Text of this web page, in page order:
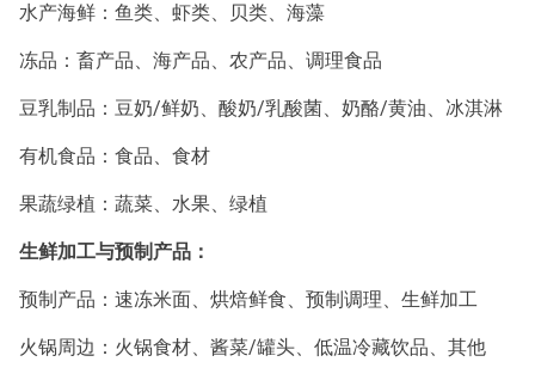
水产海鲜：鱼类、虾类、贝类、海藻
冻品：畜产品、海产品、农产品、调理食品
豆乳制品：豆奶/鲜奶、酸奶/乳酸菌、奶酪/黄油、冰淇淋
有机食品：食品、食材
果蔬绿植：蔬菜、水果、绿植
生鲜加工与预制产品：
预制产品：速冻米面、烘焙鲜食、预制调理、生鲜加工
火锅周边：火锅食材、酱菜/罐头、低温冷藏饮品、其他